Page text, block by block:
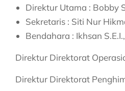
Direktur Utama : Bobby
Sekretaris : Siti Nur
Bendahara : Ikhsan
Direktur Direktorat
Direktur Direktorat